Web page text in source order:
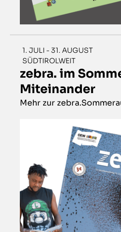
1. JULI - 31. AUGUST
SÜDTIROLWEIT
zebra. im
Miteinander
Mehr zur